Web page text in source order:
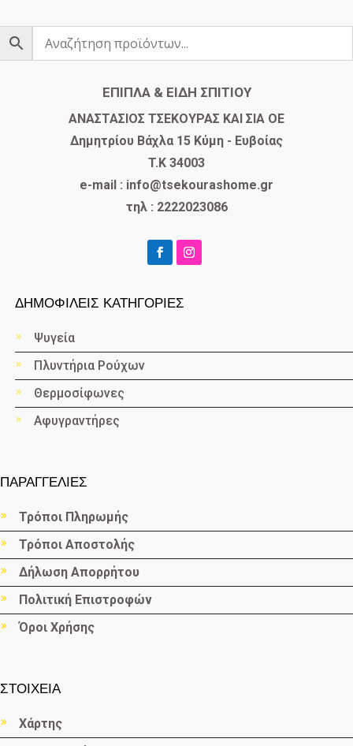
ΕΠΙΠΛΑ & ΕΙΔΗ ΣΠΙΤΙΟΥ
​ΑΝΑΣΤΑΣΙΟΣ ΤΣΕΚΟΥΡΑΣ ΚΑΙ ΣΙΑ ΟΕ
Δημητρίου Βάχλα 15 Κύμη - Ευβοίας
T.K 34003
e-mail : info@tsekourashome.gr
τηλ : 2222023086
ΔΗΜΟΦΙΛΕΙΣ ΚΑΤΗΓΟΡΙΕΣ
Ψυγεία
Πλυντήρια Ρούχων
Θερμοσίφωνες
Αφυγραντήρες
ΠΑΡΑΓΓΕΛΙΕΣ
Τρόποι Πληρωμής
Τρόποι Αποστολής
Δήλωση Απορρήτου
Πολιτική Επιστροφών
Όροι Χρήσης
ΣΤΟΙΧΕΙΑ
Χάρτης